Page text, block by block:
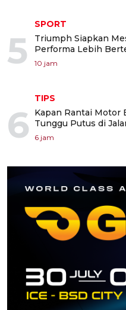
5
SPORT
Triumph Siapkan
Performa Lebih
10 jam
6
TIPS
Kapan Rantai Motor
Tunggu Putus di
6 jam